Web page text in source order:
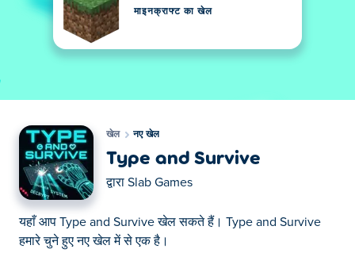
माइनक्राफ्ट का खेल
खेल नए खेल
Type and Survive
द्वारा Slab Games
यहाँ आप Type and Survive खेल सकते हैं। Type and Survive
हमारे चुने हुए नए खेल में से एक है।